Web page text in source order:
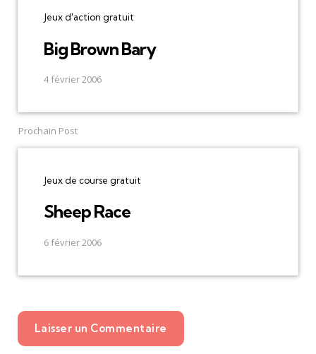
Jeux d'action gratuit
Big Brown Bary
4 février 2006
Prochain Post
Jeux de course gratuit
Sheep Race
6 février 2006
Laisser un Commentaire